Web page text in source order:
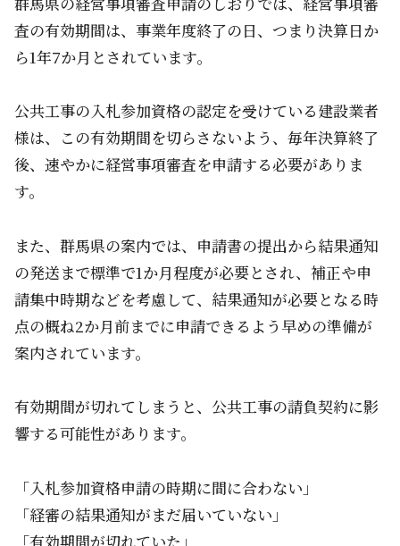
査の有効期間は、事業年度終了の日、つまり決算日か
ら1年7か月とされています。
公共工事の入札参加資格の認定を受けている建設業者
様は、この有効期間を切らさないよう、毎年決算終了
後、速やかに経営事項審査を申請する必要がありま
す。
また、群馬県の案内では、申請書の提出から結果通知
の発送まで標準で1か月程度が必要とされ、補正や申
請集中時期などを考慮して、結果通知が必要となる時
点の概ね2か月前までに申請できるよう早めの準備が
案内されています。
有効期間が切れてしまうと、公共工事の請負契約に影
響する可能性があります。
「入札参加資格申請の時期に間に合わない」
「経審の結果通知がまだ届いていない」
「有効期間が切れていた」